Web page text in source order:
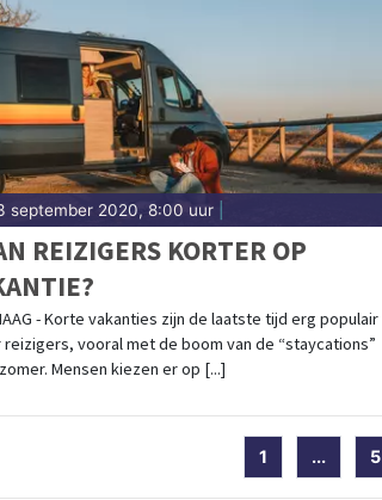
september 2020, 8:00 uur
REIZIGERS KORTER OP
- Korte vakanties zijn de laatste tijd erg populair
vooral met de boom van de “staycations”
Mensen kiezen er op [...]
1 ... 5